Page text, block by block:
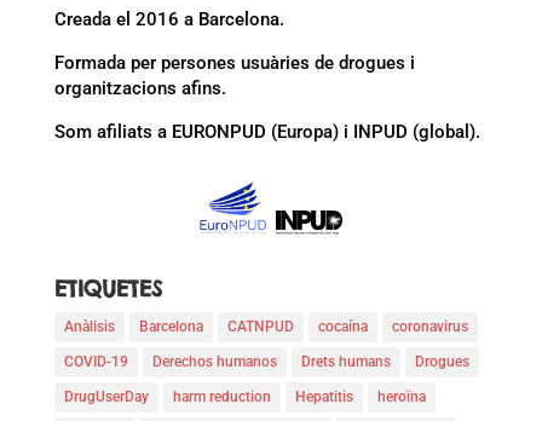
Creada el 2016 a Barcelona.
Formada per persones usuàries de drogues i
organitzacions afins.
Som afiliats a EURONPUD (Europa) i INPUD (global).
ETIQUETES
Anàlisis Barcelona CATNPUD cocaína coronavirus
COVID-19 Derechos humanos Drets humans Drogues
DrugUserDay harm reduction Hepatitis heroïna